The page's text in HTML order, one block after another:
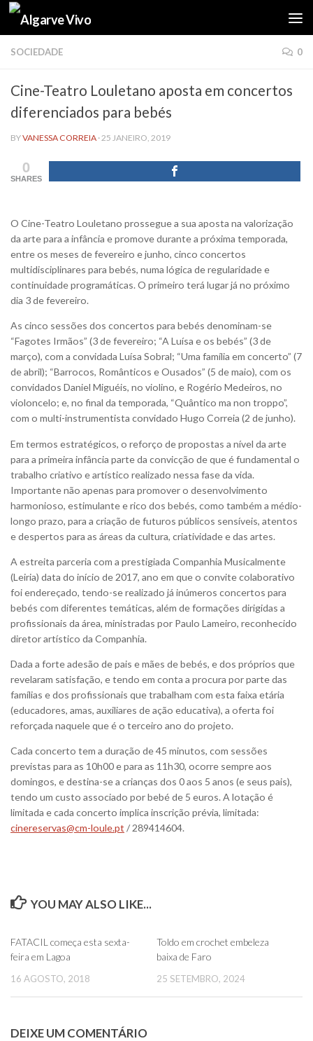
Skip to content
SOCIEDADE 0
Cine-Teatro Louletano aposta em concertos
diferenciados para bebés
BYVANESSA CORREIA ·25 JANEIRO, 2019
0
SHARES
O Cine-Teatro Louletano prossegue a sua aposta na valorização
da arte para a infância e promove durante a próxima temporada,
entre os meses de fevereiro e junho, cinco concertos
multidisciplinares para bebés, numa lógica de regularidade e
continuidade programáticas. O primeiro terá lugar já no próximo
dia 3 de fevereiro.
As cinco sessões dos concertos para bebés denominam-se
“Fagotes Irmãos” (3 de fevereiro; “A Luísa e os bebés” (3 de
março), com a convidada Luísa Sobral; “Uma família em concerto” (7
de abril); “Barrocos, Românticos e Ousados” (5 de maio), com os
convidados Daniel Miguéis, no violino, e Rogério Medeiros, no
violoncelo; e, no final da temporada, “Quântico ma non troppo”,
com o multi-instrumentista convidado Hugo Correia (2 de junho).
Em termos estratégicos, o reforço de propostas a nível da arte
para a primeira infância parte da convicção de que é fundamental o
trabalho criativo e artístico realizado nessa fase da vida.
Importante não apenas para promover o desenvolvimento
harmonioso, estimulante e rico dos bebés, como também a médio-
longo prazo, para a criação de futuros públicos sensíveis, atentos
e despertos para as áreas da cultura, criatividade e das artes.
A estreita parceria com a prestigiada Companhia Musicalmente
(Leiria) data do início de 2017, ano em que o convite colaborativo
foi endereçado, tendo-se realizado já inúmeros concertos para
bebés com diferentes temáticas, além de formações dirigidas a
profissionais da área, ministradas por Paulo Lameiro, reconhecido
diretor artístico da Companhia.
Dada a forte adesão de pais e mães de bebés, e dos próprios que
revelaram satisfação, e tendo em conta a procura por parte das
famílias e dos profissionais que trabalham com esta faixa etária
(educadores, amas, auxiliares de ação educativa), a oferta foi
reforçada naquele que é o terceiro ano do projeto.
Cada concerto tem a duração de 45 minutos, com sessões
previstas para as 10h00 e para as 11h30, ocorre sempre aos
domingos, e destina-se a crianças dos 0 aos 5 anos (e seus pais),
tendo um custo associado por bebé de 5 euros. A lotação é
limitada e cada concerto implica inscrição prévia, limitada:
cinereservas@cm-loule.pt / 289414604.
YOU MAY ALSO LIKE...
FATACIL começa esta sexta-
feira em Lagoa
16 AGOSTO, 2018
Toldo em crochet embeleza
baixa de Faro
25 SETEMBRO, 2024
DEIXE UM COMENTÁRIO